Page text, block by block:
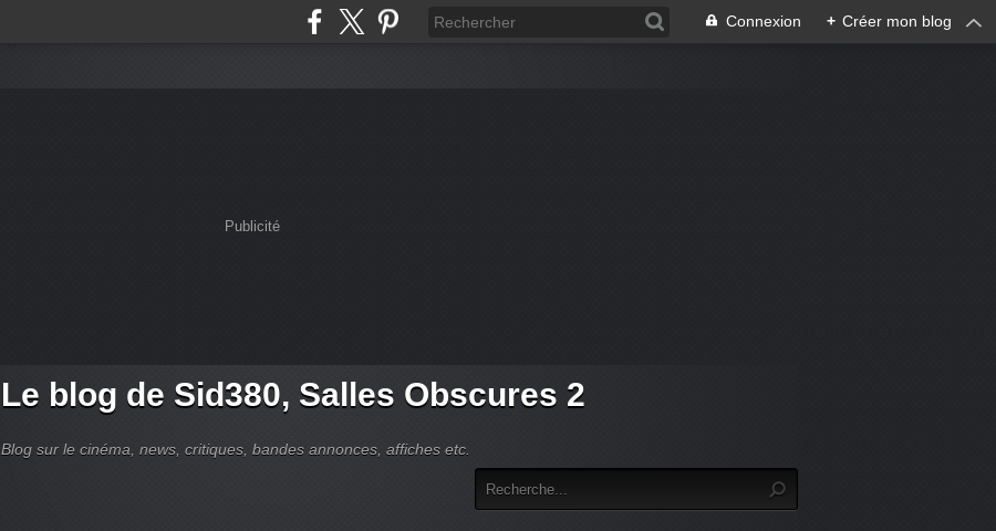
Connexion + Créer mon blog
Publicité
Le blog de Sid380, Salles Obscures 2
Blog sur le cinéma, news, critiques, bandes annonces, affiches etc.